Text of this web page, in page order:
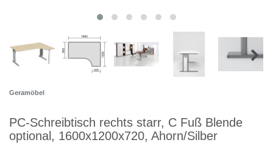
Geramöbel
PC-Schreibtisch rechts starr, C Fuß Blende
optional, 1600x1200x720, Ahorn/Silber